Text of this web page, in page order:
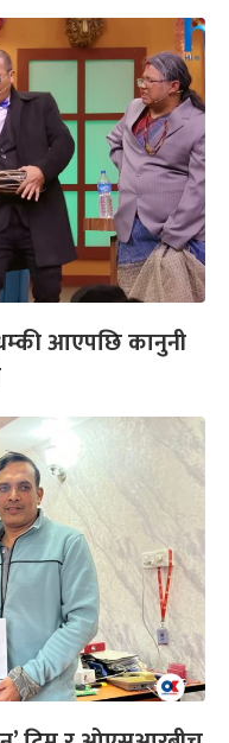
आएपछि कानुनी